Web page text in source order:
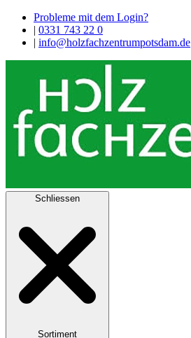
Probleme mit dem Login?
| 0331 743 22 0
| info@holzfachzentrumpotsdam.de
Schliessen
Sortiment